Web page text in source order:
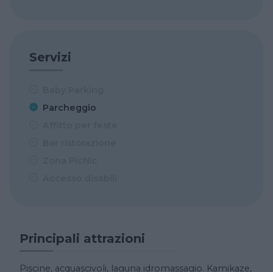
Servizi
Parcheggio
Principali attrazioni
Piscine, acquascivoli, laguna idromassagio. Kamikaze,